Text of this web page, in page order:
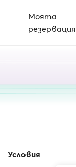
Моята
резервация
Условия